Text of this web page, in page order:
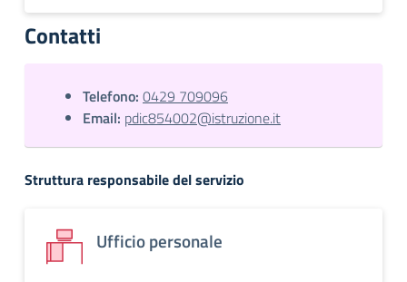
Contatti
Telefono: 0429 709096
Email: pdic854002@istruzione.it
Struttura responsabile del servizio
Ufficio personale